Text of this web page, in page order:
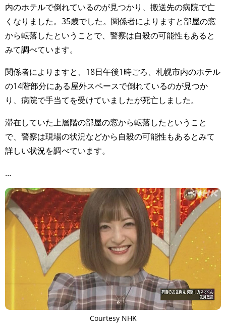
ART WORLD CULTURAL ESSAYS POP CULTURE JP-SOCIETY
POLITICS REVIEWS ARTICLES
内のホテルで倒れているのが見つかり、搬送先の病院で亡
くなりました。35歳でした。関係者によりますと部屋の窓
から転落したということで、警察は自殺の可能性もあると
みて調べています。
関係者によりますと、18日午後1時ごろ、札幌市内のホテル
の14階部分にある屋外スペースで倒れているのが見つか
り、病院で手当てを受けていましたが死亡しました。
滞在していた上層階の部屋の窓から転落したということ
で、警察は現場の状況などから自殺の可能性もあるとみて
詳しい状況を調べています。
…
Courtesy NHK